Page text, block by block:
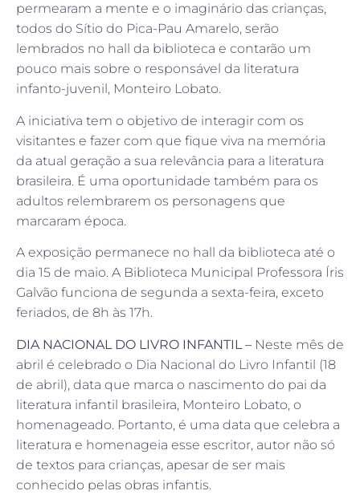
permearam a mente e o imaginário das crianças,
todos do Sítio do Pica-Pau Amarelo, serão
lembrados no hall da biblioteca e contarão um
pouco mais sobre o responsável da literatura
infanto-juvenil, Monteiro Lobato.
A iniciativa tem o objetivo de interagir com os
visitantes e fazer com que fique viva na memória
da atual geração a sua relevância para a literatura
brasileira. É uma oportunidade também para os
adultos relembrarem os personagens que
marcaram época.
A exposição permanece no hall da biblioteca até o
dia 15 de maio. A Biblioteca Municipal Professora Íris
Galvão funciona de segunda a sexta-feira, exceto
feriados, de 8h às 17h.
DIA NACIONAL DO LIVRO INFANTIL – Neste mês de
abril é celebrado o Dia Nacional do Livro Infantil (18
de abril), data que marca o nascimento do pai da
literatura infantil brasileira, Monteiro Lobato, o
homenageado. Portanto, é uma data que celebra a
literatura e homenageia esse escritor, autor não só
de textos para crianças, apesar de ser mais
conhecido pelas obras infantis.